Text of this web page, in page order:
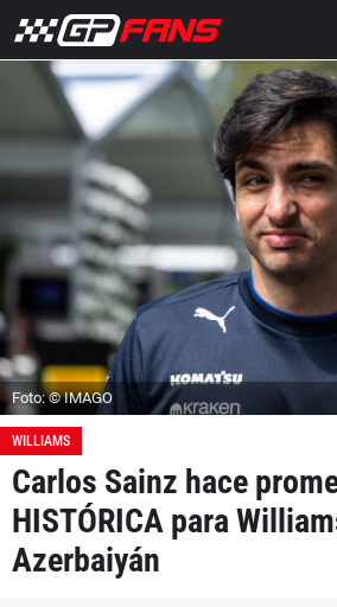
Foto: © IMAGO
WILLIAMS
Carlos Sainz hace
HISTÓRICA para
Azerbaiyán